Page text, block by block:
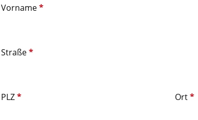
Vorname*
Straße*
PLZ* Ort*